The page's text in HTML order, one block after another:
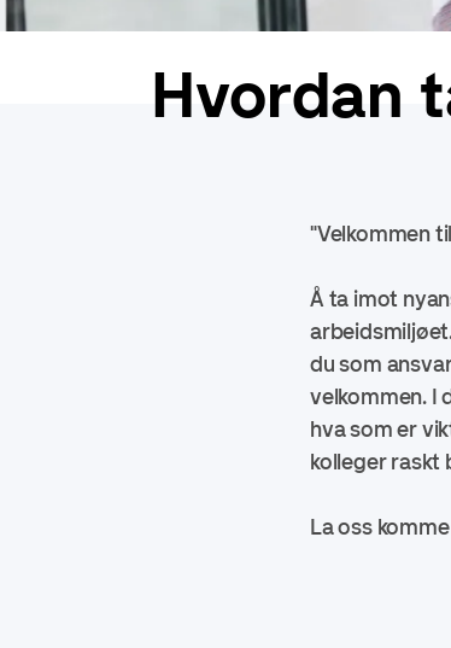
Hvordan
"Velkommen
Å ta imot
du som
velkommen. I
hva som er
kolleger raskt
La oss